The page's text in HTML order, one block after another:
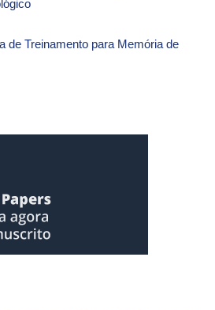
de Treinamento para Memória de